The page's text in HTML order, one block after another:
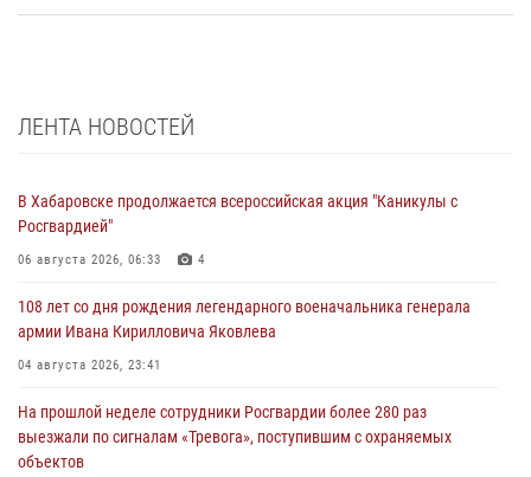
ЛЕНТА НОВОСТЕЙ
В Хабаровске продолжается всероссийская акция "Каникулы с
Росгвардией"
06 августа 2026, 06:33 4
108 лет со дня рождения легендарного военачальника генерала
армии Ивана Кирилловича Яковлева
04 августа 2026, 23:41
На прошлой неделе сотрудники Росгвардии более 280 раз
выезжали по сигналам «Тревога», поступившим с охраняемых
объектов